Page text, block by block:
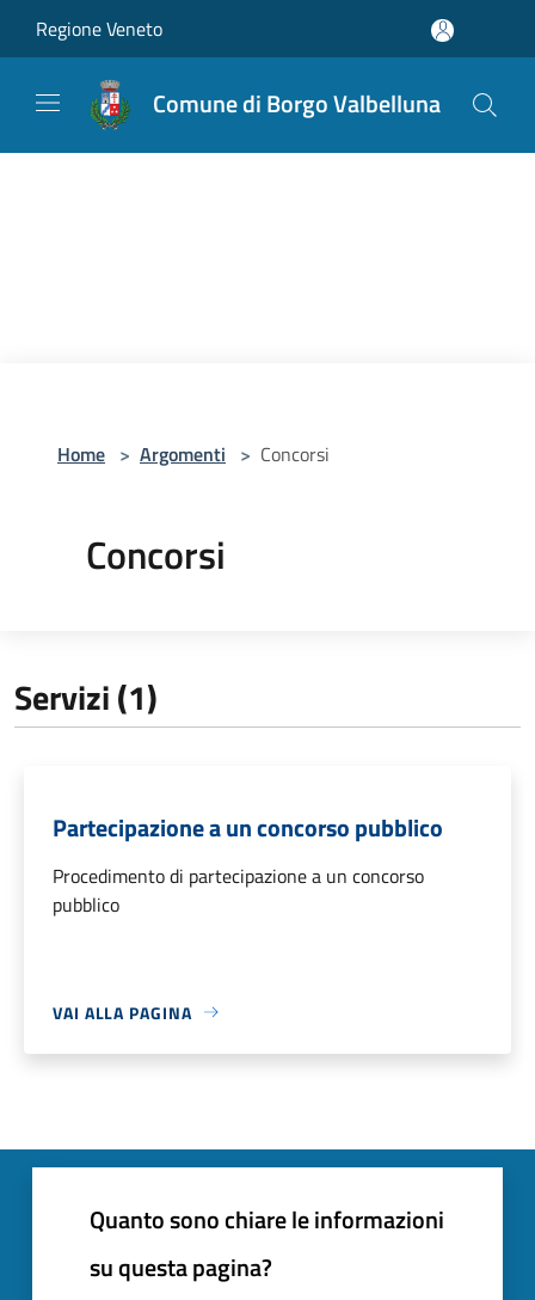
Regione Veneto
Comune di Borgo Valbelluna
Home > Argomenti > Concorsi
Concorsi
Servizi (1)
Partecipazione a un concorso pubblico
Procedimento di partecipazione a un concorso
pubblico
VAI ALLA PAGINA
Quanto sono chiare le informazioni
su questa pagina?